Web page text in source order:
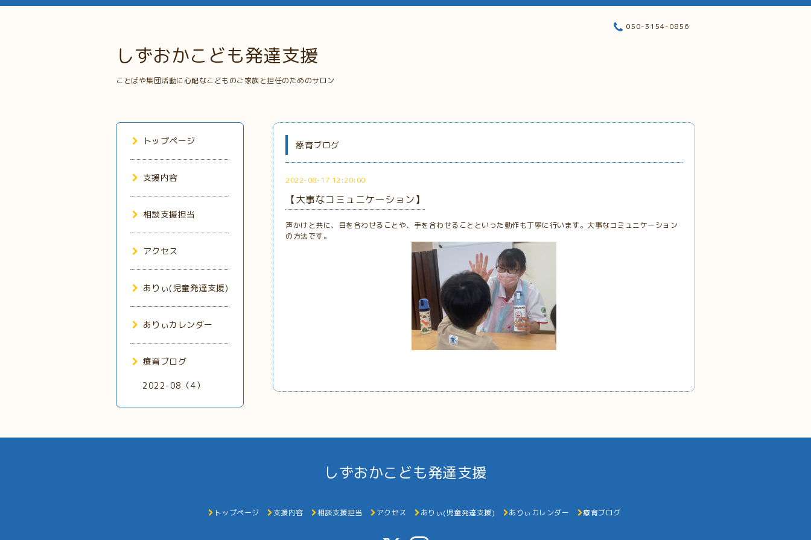
しずおかこども発達支援
ことばや集団活動に心配なこどものご家族と担任のためのサロン
050-3154-0856
療育ブログ
2022-08-17 12:20:00
【大事なコミュニケーション】
声かけと共に、目を合わせることや、手を合わせることといった動作も丁寧に行います。大事なコミュニケーション
の方法です。
トップページ
支援内容
相談支援担当
アクセス
ありぃ(児童発達支援)
ありぃカレンダー
療育ブログ
2022-08（4）
しずおかこども発達支援
トップページ 支援内容 相談支援担当 アクセス ありぃ(児童発達支援) ありぃカレンダー 療育ブログ